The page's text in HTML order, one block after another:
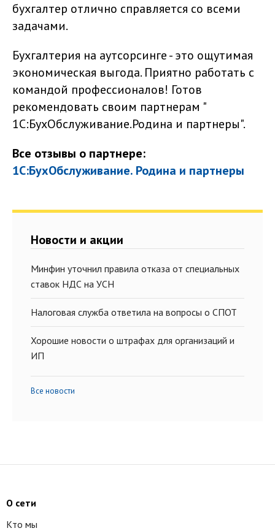
бухгалтер отлично справляется со всеми
задачами.
Бухгалтерия на аутсорсинге - это ощутимая
экономическая выгода. Приятно работать с
командой профессионалов! Готов
рекомендовать своим партнерам "
1С:БухОбслуживание.Родина и партнеры".
Все отзывы о партнере:
1С:БухОбслуживание. Родина и партнеры
Новости и акции
Минфин уточнил правила отказа от специальных
ставок НДС на УСН
Налоговая служба ответила на вопросы о СПОТ
Хорошие новости о штрафах для организаций и
ИП
Все новости
О сети
Кто мы